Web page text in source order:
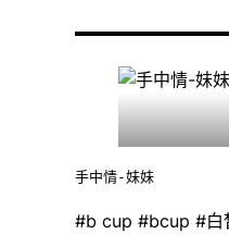
手中情-妹妹
#b cup #bcup #白